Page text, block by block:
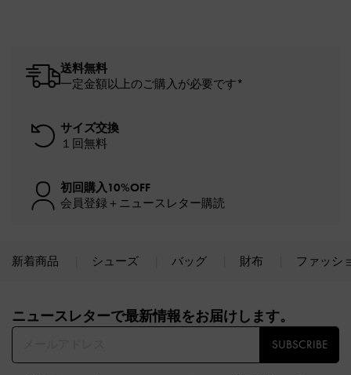
送料無料
一定金額以上のご購入が必要です*
サイズ交換
１回無料
初回購入10%OFF
会員登録＋ニュースレター購読
新着商品 シューズ バッグ 財布 ファッシ
ニュースレターで最新情報をお届けします。​
SUBSCRIBE